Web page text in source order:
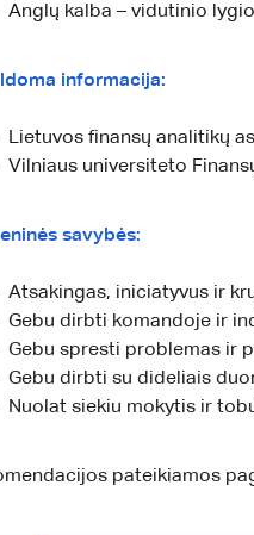
Anglų kalba – vidutinio lygio
informacija:
Lietuvos finansų analitikų
Vilniaus universiteto
savybės:
Atsakingas, iniciatyvus ir
Gebu dirbti komandoje ir
Gebu spresti problemas ir
Gebu dirbti su dideliais
Nuolat siekiu mokytis ir
pateikiamos